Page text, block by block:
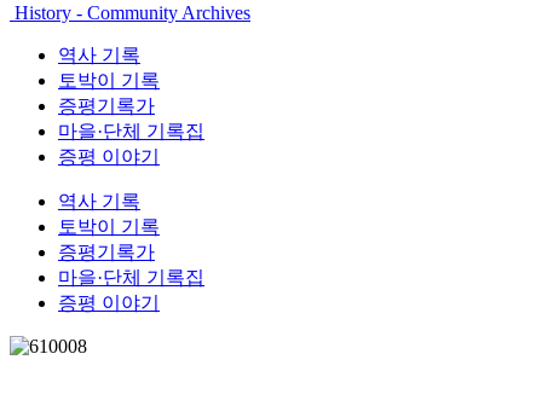
History - Community Archives
역사 기록
토박이 기록
증평기록가
마을·단체 기록집
증평 이야기
역사 기록
토박이 기록
증평기록가
마을·단체 기록집
증평 이야기